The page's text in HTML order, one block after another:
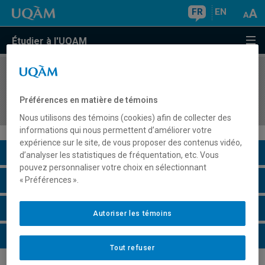
FR EN
Étudier à l'UQAM
COURS//
décisions
Description du cours
Horaire - Été 2026
Horaire - Automne 2026
Horaire - Hiver 2027
Préférences en matière de témoins
Nous utilisons des témoins (cookies) afin de collecter des
informations qui nous permettent d’améliorer votre
expérience sur le site, de vous proposer des contenus vidéo,
d’analyser les statistiques de fréquentation, etc. Vous
pouvez personnaliser votre choix en sélectionnant
« Préférences ».
Tout refuser
Autoriser les témoins